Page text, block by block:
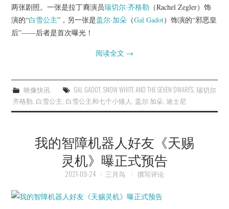
电影档期
两张剧照。一张是拉丁裔演员瑞切尔·齐格勒 （Rachel Zegler）饰
演的“白雪公主”，另一张是盖尔·加朵 （Gal Gadot）饰演的“邪恶皇
后”——后者是首次曝光！
阅读全文 →
映像快讯 GAL GADOT, SNOW WHITE AND THE SEVEN DWARFS, 瑞切尔
·齐格勒, 白雪公主, 白雪公主和七个小矮人, 盖尔·加朵,迪士尼
我的智障机器人好友《天赐
灵机》曝正式预告
2021-09-24 三月鸟 撰写评论